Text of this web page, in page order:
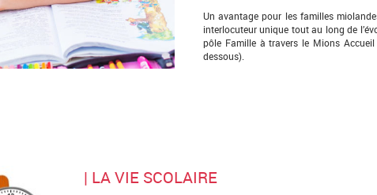
Un avantage pour les familles
interlocuteur unique tout au long de
pôle Famille à travers le Mions
dessous).
| LA VIE SCOLAIRE